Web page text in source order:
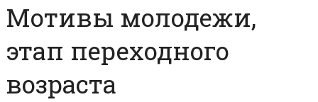
Мотивы молодежи,
этап переходного
возраста